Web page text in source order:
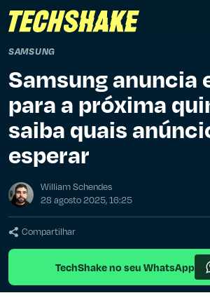
SAMSUNG
Samsung anuncia
para a próxima
saiba quais
esperar
William Schendes
28 agosto 2025, 16:25
Compartilhar
TechShake no seu WhatsApp